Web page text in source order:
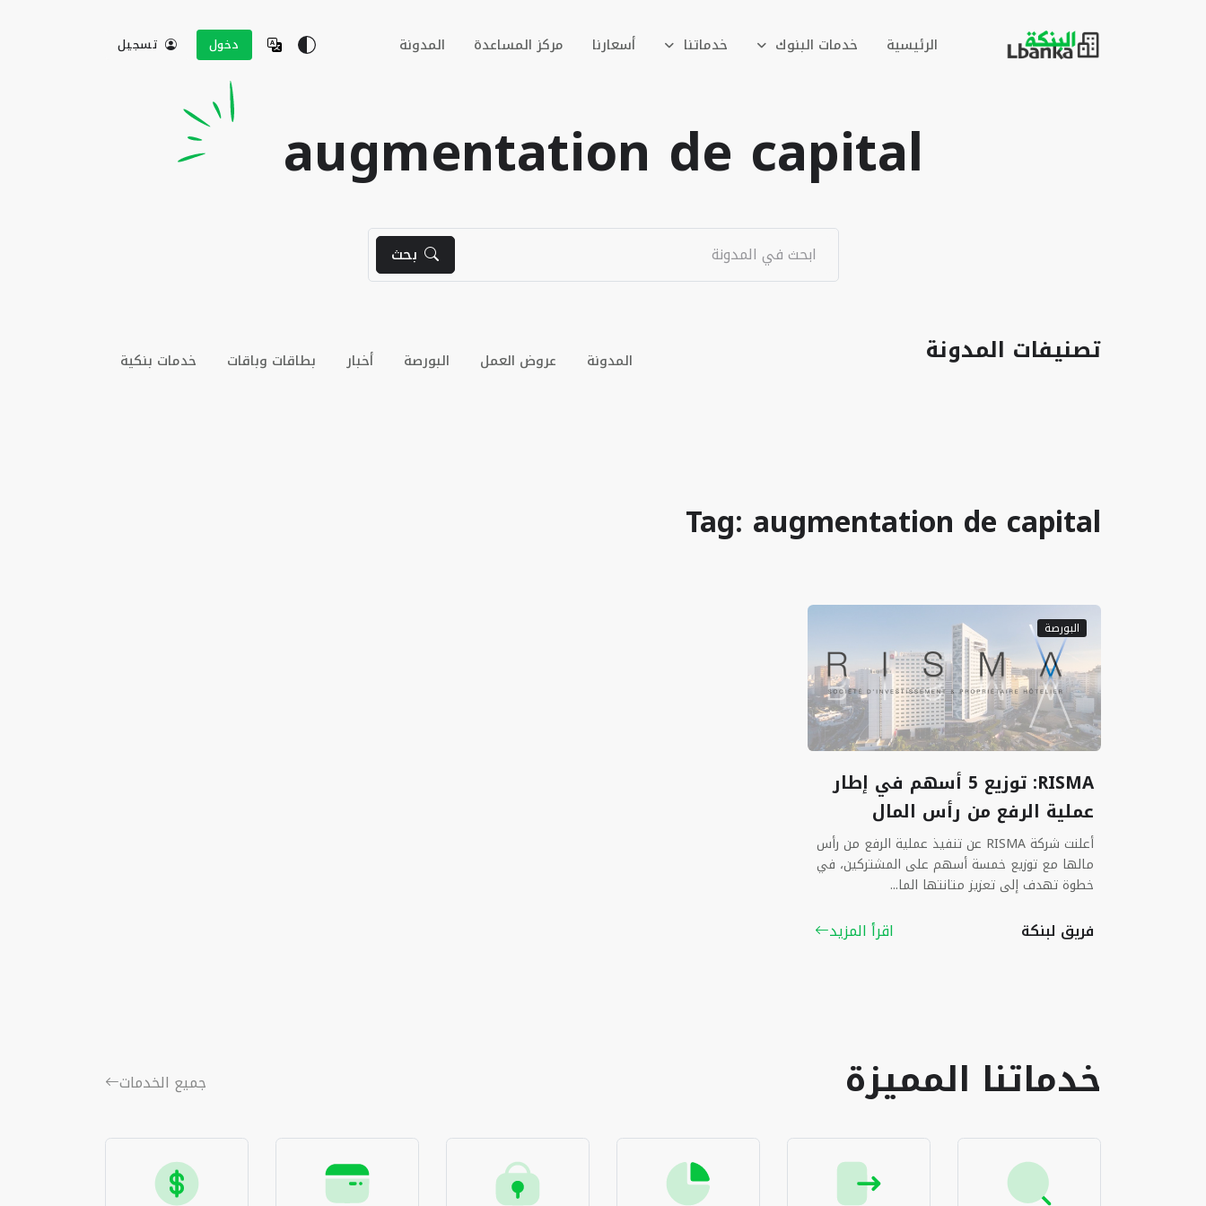
الرئيسية خدمات البنوك خدماتنا أسعارنا مركز المساعدة المدونة دخول تسجيل
augmentation de capital
بحث
تصنيفات المدونة المدونة عروض العمل البورصة أخبار بطاقات وباقات خدمات بنكية
Tag: augmentation de capital
البورصة
RISMA: توزيع 5 أسهم في إطار
عملية الرفع من رأس المال
أعلنت شركة RISMA عن تنفيذ عملية الرفع من رأس
مالها مع توزيع خمسة أسهم على المشتركين، في
خطوة تهدف إلى تعزيز متانتها الما...
فريق لبنكة اقرأ المزيد
خدماتنا المميزة جميع الخدمات